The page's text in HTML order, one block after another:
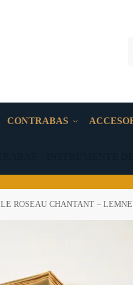
CONTRABAS
LE ROSEAU CHANTANT –